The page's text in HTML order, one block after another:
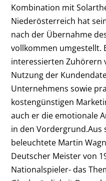
Kombination mit
Niederösterreich hat
nach der Übernahme
vollkommen umgestellt.
interessierten Zuhörern
Nutzung der
Unternehmens sowie
kostengünstigen
auch er die emotionale
in den Vordergrund.Aus
beleuchtete Martin
Deutscher Meister von
Nationalspieler- das